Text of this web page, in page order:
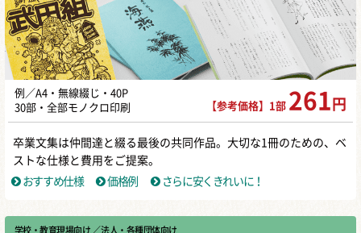
例／A4・無線綴じ・40P
30部・全部モノクロ印刷
【参考価格】1部 261 円
卒業文集は仲間達と綴る最後の共同作品。大切な1冊のための、ベ
ストな仕様と費用をご提案。
おすすめ仕様
価格例 さらに安くきれいに！
学校・教育現場向け ／ 法人・各種団体向け